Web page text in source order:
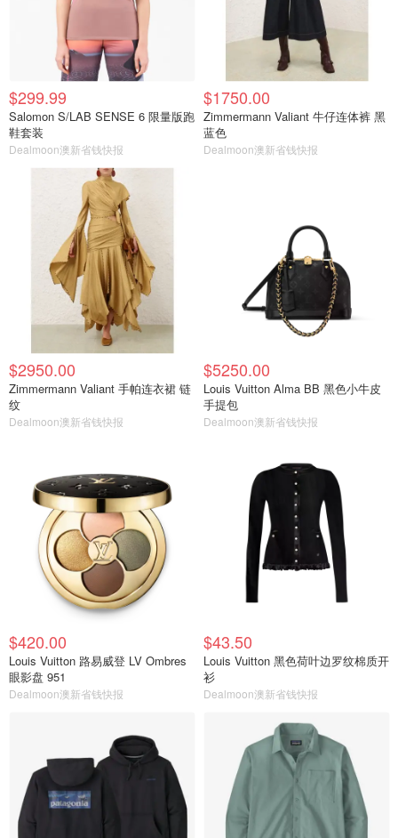
$299.99
Salomon S/LAB SENSE 6 限量版跑
鞋套装
Dealmoon澳新省钱快报
$1750.00
Zimmermann Valiant 牛仔连体裤 黑
蓝色
Dealmoon澳新省钱快报
$2950.00
Zimmermann Valiant 手帕连衣裙 链
纹
Dealmoon澳新省钱快报
$5250.00
Louis Vuitton Alma BB 黑色小牛皮
手提包
Dealmoon澳新省钱快报
$420.00
Louis Vuitton 路易威登 LV Ombres
眼影盘 951
Dealmoon澳新省钱快报
$43.50
Louis Vuitton 黑色荷叶边罗纹棉质开
衫
Dealmoon澳新省钱快报